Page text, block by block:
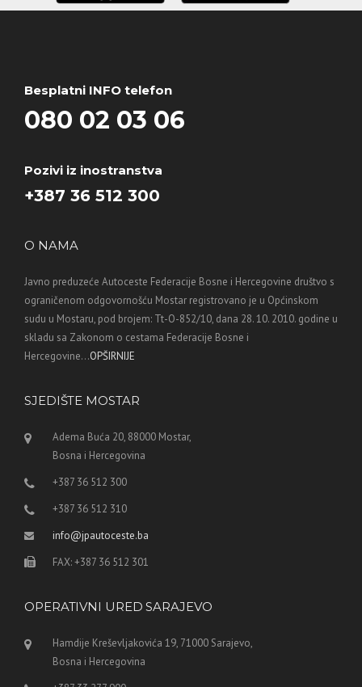
Besplatni INFO telefon
080 02 03 06
Pozivi iz inostranstva
+387 36 512 300
O NAMA
Javno preduzeće Autoceste Federacije Bosne i Hercegovine društvo s
ograničenom odgovornošću Mostar registrovano je u Općinskom
sudu u Mostaru, pod brojem: Tt-O-852/10, dana 28. 10. 2010. godine u
skladu sa Zakonom o cestama Federacije Bosne i
Hercegovine...OPŠIRNIJE
SJEDIŠTE MOSTAR
Adema Buća 20, 88000 Mostar,
Bosna i Hercegovina
+387 36 512 300
+387 36 512 310
info@jpautoceste.ba
FAX: +387 36 512 301
OPERATIVNI URED SARAJEVO
Hamdije Kreševljakovića 19, 71000 Sarajevo,
Bosna i Hercegovina